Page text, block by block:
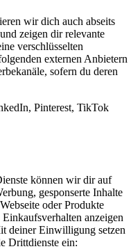
wir dich auch abseits
zeigen dir relevante
verschlüsselten
externen Anbietern
sofern du deren
Pinterest, TikTok
können wir dir auf
gesponserte Inhalte
oder Produkte
anzeigen
deiner Einwilligung setzen
Drittdienste ein: